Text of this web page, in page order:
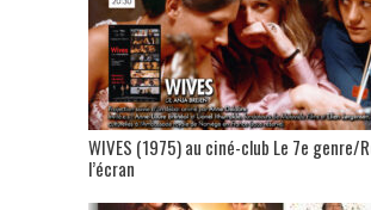
WIVES (1975) au ciné-club Le 7e genre/
l’écran